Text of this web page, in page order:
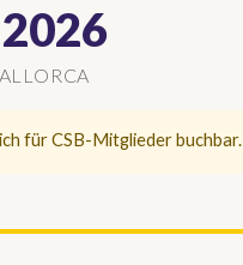
für CSB-Mitglieder buchbar.